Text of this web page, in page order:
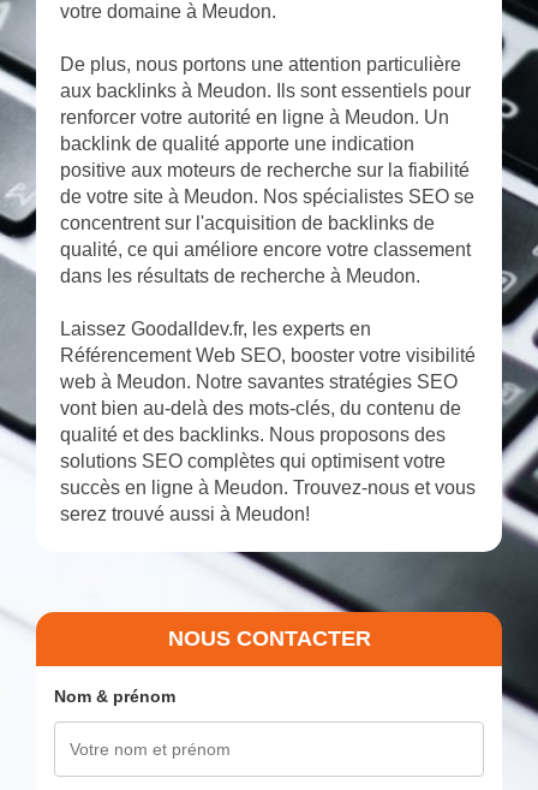
votre domaine à Meudon.
De plus, nous portons une attention particulière
aux backlinks à Meudon. Ils sont essentiels pour
renforcer votre autorité en ligne à Meudon. Un
backlink de qualité apporte une indication
positive aux moteurs de recherche sur la fiabilité
de votre site à Meudon. Nos spécialistes SEO se
concentrent sur l'acquisition de backlinks de
qualité, ce qui améliore encore votre classement
dans les résultats de recherche à Meudon.
Laissez Goodalldev.fr, les experts en
Référencement Web SEO, booster votre visibilité
web à Meudon. Notre savantes stratégies SEO
vont bien au-delà des mots-clés, du contenu de
qualité et des backlinks. Nous proposons des
solutions SEO complètes qui optimisent votre
succès en ligne à Meudon. Trouvez-nous et vous
serez trouvé aussi à Meudon!
NOUS CONTACTER
Nom & prénom